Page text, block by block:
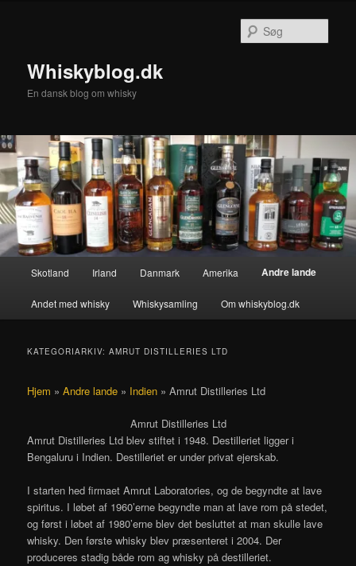
Whiskyblog.dk
En dansk blog om whisky
Skotland Irland Danmark Amerika Andre lande
Andet med whisky Whiskysamling Om whiskyblog.dk
KATEGORIARKIV:AMRUT DISTILLERIES LTD
Hjem »Andre lande » Indien »Amrut Distilleries Ltd
Amrut Distilleries Ltd
Amrut Distilleries Ltd blev stiftet i 1948. Destilleriet ligger i
Bengaluru i Indien. Destilleriet er under privat ejerskab.
I starten hed firmaet Amrut Laboratories, og de begyndte at lave
spiritus. I løbet af 1960’erne begyndte man at lave rom på stedet,
og først i løbet af 1980’erne blev det besluttet at man skulle lave
whisky. Den første whisky blev præsenteret i 2004. Der
produceres stadig både rom ag whisky på destilleriet.